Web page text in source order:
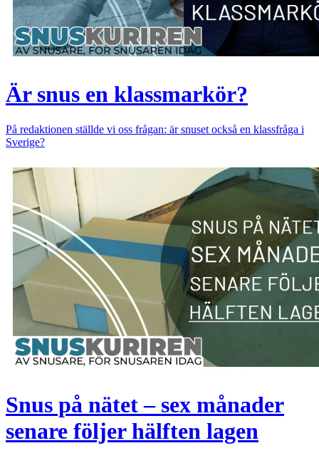
Är snus en klassmarkör?
På redaktionen ställde vi oss frågan: är snuset också en klassfråga i
Sverige?
Snus på nätet – sex månader
senare följer hälften lagen